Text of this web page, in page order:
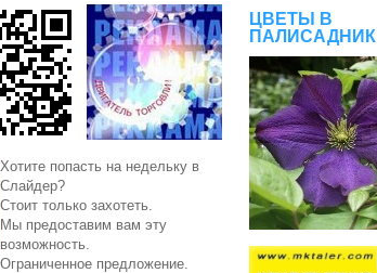
Хотите попасть на недельку в
Слайдер?
Стоит только захотеть.
Мы предоставим вам эту
возможность.
Ограниченное предложение.
ЦВЕТЫ В
ПАЛИСАДНИК